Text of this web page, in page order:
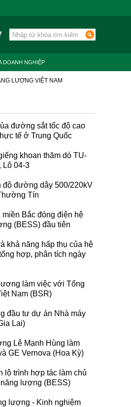
DOANH NGHIỆP
LƯỢNG VIỆT NAM
đường sắt tốc độ cao
tế ở Trung Quốc
khoan thăm dò TU-
Lô 04-3
độ đường dây 500/220kV
Tín
Bắc đóng điện hệ
(BESS) đầu tiên
khả năng hấp thụ của hệ
hợp, phân tích ngày
làm việc với Tổng
Nam (BSR)
đầu tư dự án Nhà máy
Lai)
Lê Mạnh Hùng làm
GE Vernova (Hoa Kỳ)
lộ trình hợp tác làm chủ
lượng (BESS)
lượng - Kinh nghiệm